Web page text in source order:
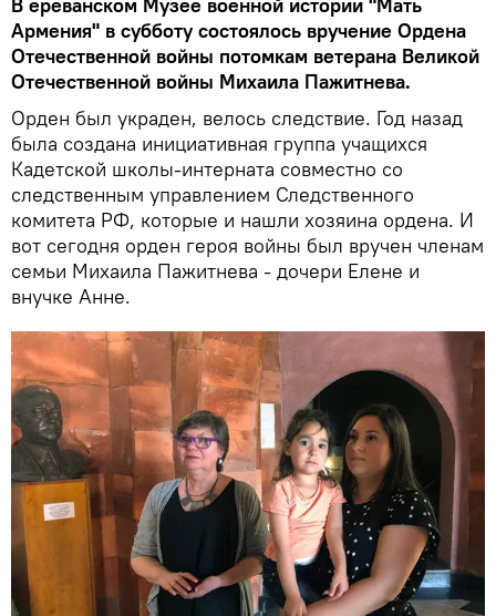
Армения" в субботу состоялось вручение Ордена
Отечественной войны потомкам ветерана Великой
Отечественной войны Михаила Пажитнева.
Орден был украден, велось следствие. Год назад
была создана инициативная группа учащихся
Кадетской школы-интерната совместно со
следственным управлением Следственного
комитета РФ, которые и нашли хозяина ордена. И
вот сегодня орден героя войны был вручен членам
семьи Михаила Пажитнева - дочери Елене и
внучке Анне.